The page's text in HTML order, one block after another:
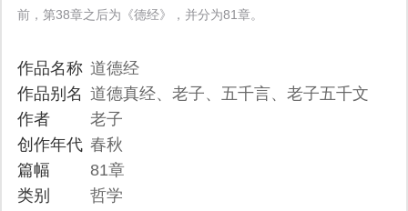
前，第38章之后为《德经》，并分为81章。
作品名称 道德经
作品别名 道德真经、老子、五千言、老子五千文
作者
老子
创作年代 春秋
篇幅
81章
类别
哲学